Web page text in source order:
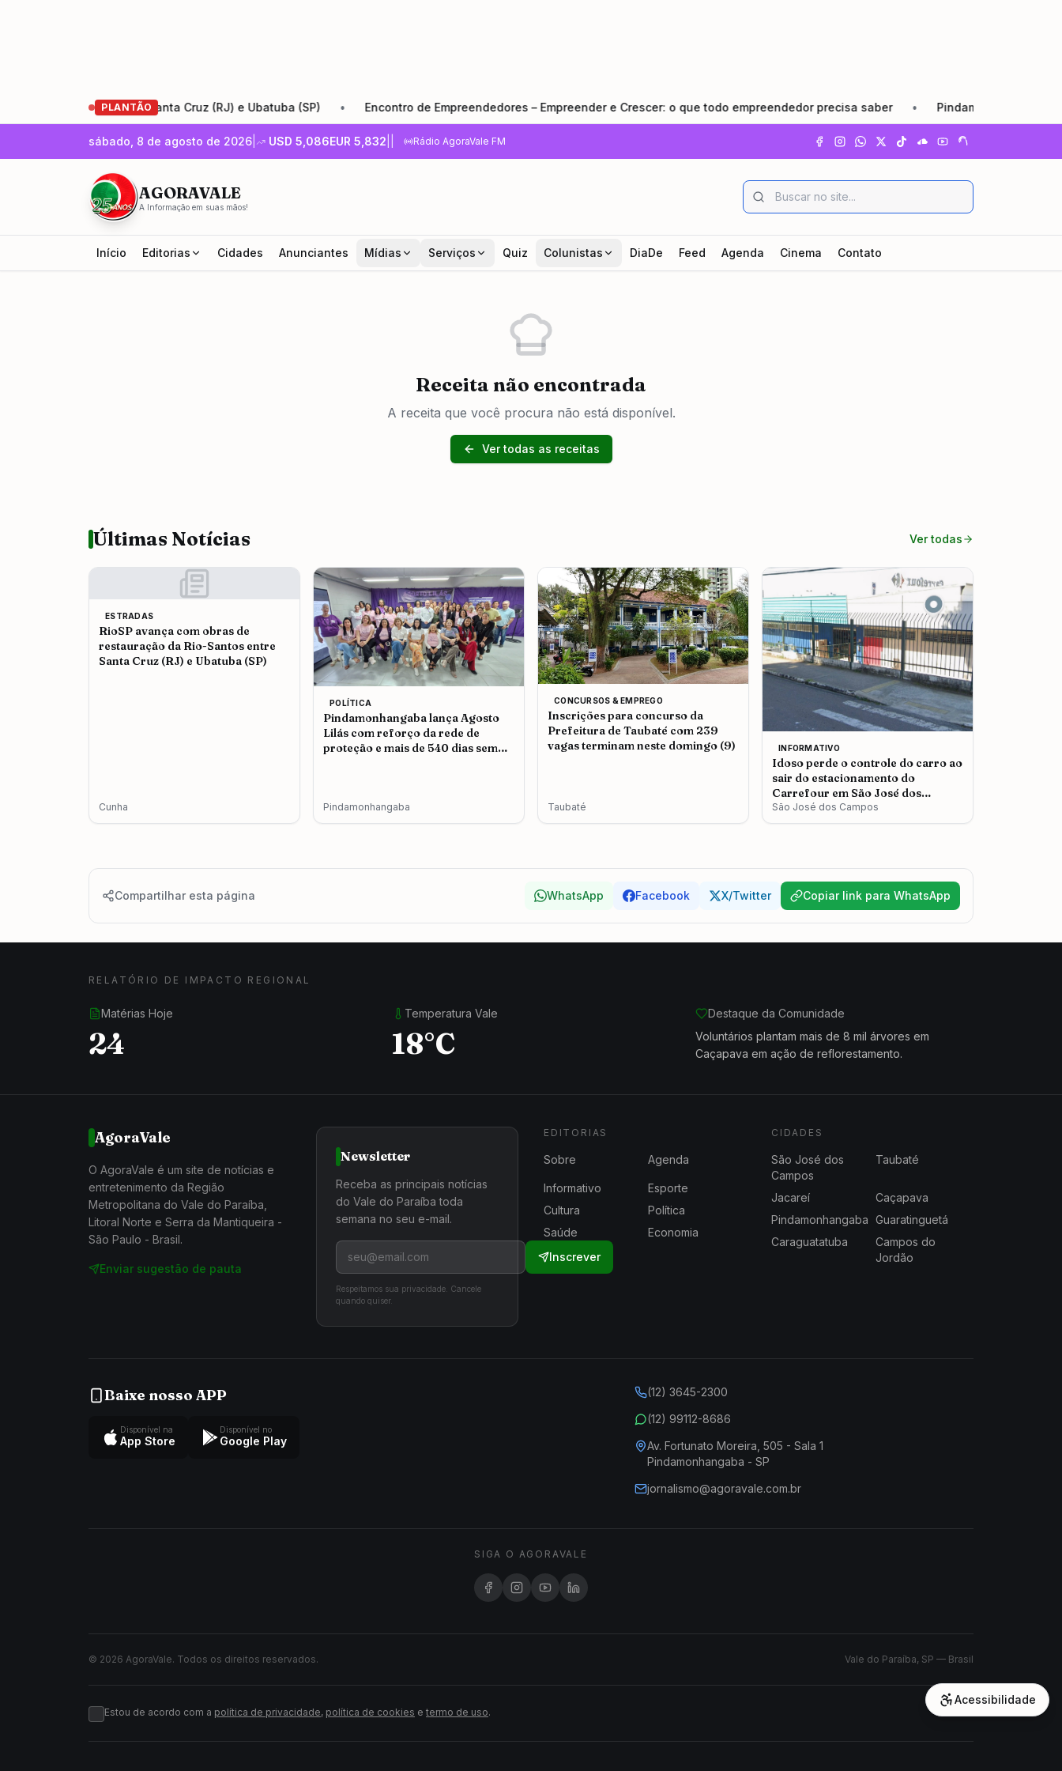
PLANTÃO
Santos entre Santa Cruz (RJ) e Ubatuba (SP) • Encontro de Empreendedores – Empreender e Crescer: o que todo empreendedor precisa saber • Pindamonhangaba lança
sábado, 8 de agosto de 2026 USD 5,086EUR 5,832 Rádio AgoraVale FM
AGORAVALE
A Informação em suas mãos!
Início Editorias Cidades Anunciantes Mídias Serviços Quiz Colunistas DiaDe Feed Agenda Cinema Contato
Receita não encontrada
A receita que você procura não está disponível.
Ver todas as receitas
Últimas Notícias Ver todas
ESTRADAS
RioSP avança com obras de
restauração da Rio-Santos entre
Santa Cruz (RJ) e Ubatuba (SP)
Cunha
POLÍTICA
Pindamonhangaba lança Agosto
Lilás com reforço da rede de
proteção e mais de 540 dias sem
Pindamonhangaba
CONCURSOS & EMPREGO
Inscrições para concurso da
Prefeitura de Taubaté com 239
vagas terminam neste domingo (9)
Taubaté
INFORMATIVO
Idoso perde o controle do carro ao
sair do estacionamento do
Carrefour em São José dos
Campos
São José dos Campos
Compartilhar esta página WhatsApp Facebook X/Twitter Copiar link para WhatsApp
RELATÓRIO DE IMPACTO REGIONAL
Matérias Hoje
24
Temperatura Vale
18°C
Destaque da Comunidade
Voluntários plantam mais de 8 mil árvores em
Caçapava em ação de reflorestamento.
AgoraVale
O AgoraVale é um site de notícias e
entretenimento da Região
Metropolitana do Vale do Paraíba,
Litoral Norte e Serra da Mantiqueira -
São Paulo - Brasil.
Enviar sugestão de pauta
Newsletter
Receba as principais notícias
do Vale do Paraíba toda
semana no seu e-mail.
Inscrever
Respeitamos sua privacidade. Cancele
quando quiser.
EDITORIAS
Sobre Agenda
Informativo
Esporte
Cultura
Política
Saúde
Economia
CIDADES
São José dos
Campos
Taubaté
Jacareí
Caçapava
Pindamonhangaba Guaratinguetá
Caraguatatuba
Campos do
Jordão
Baixe nosso APP
Disponível na
App Store
Disponível no
Google Play
(12) 3645-2300
(12) 99112-8686
Av. Fortunato Moreira, 505 - Sala 1
Pindamonhangaba - SP
jornalismo@agoravale.com.br
SIGA O AGORAVALE
© 2026 AgoraVale. Todos os direitos reservados. Vale do Paraíba, SP — Brasil
Estou de acordo com a política de privacidade, política de cookies e termo de uso.
Acessibilidade